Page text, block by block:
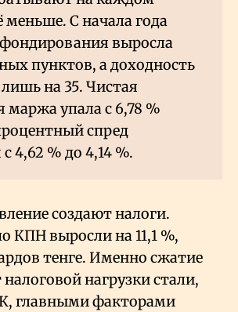
меньше. С начала года
выросла
пунктов, а доходность
на 35. Чистая
маржа упала с 6,78 %
спред
4,62 % до 4,14 %.
создают налоги.
КПН выросли на 11,1 %,
тенге. Именно сжатие
нагрузки стали,
главными факторами